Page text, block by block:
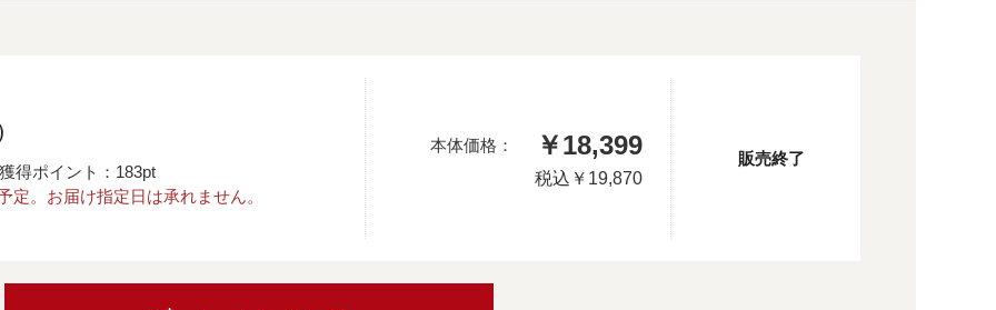
獲得ポイント：183pt
定。お届け指定日は承れません。
本体価格： ￥18,399
税込 ￥19,870
販売終了